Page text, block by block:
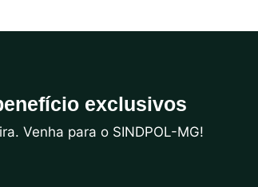
exclusivos
Venha para o SINDPOL-MG!